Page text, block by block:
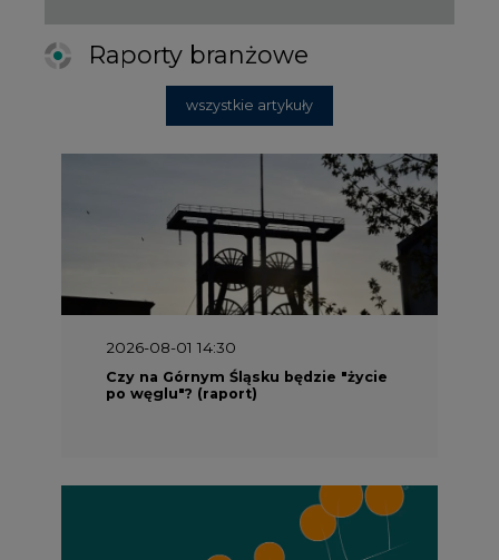
Raporty branżowe
wszystkie artykuły
2026-08-01 14:30
Czy na Górnym Śląsku będzie "życie
po węglu"? (raport)